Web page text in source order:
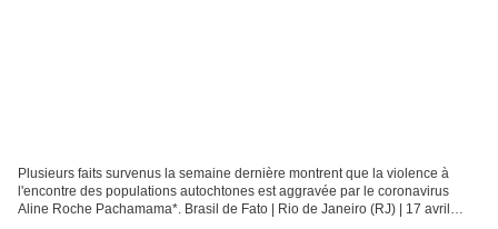
Plusieurs faits survenus la semaine dernière montrent que la violence à
l'encontre des populations autochtones est aggravée par le coronavirus
Aline Roche Pachamama*. Brasil de Fato | Rio de Janeiro (RJ) | 17 avril